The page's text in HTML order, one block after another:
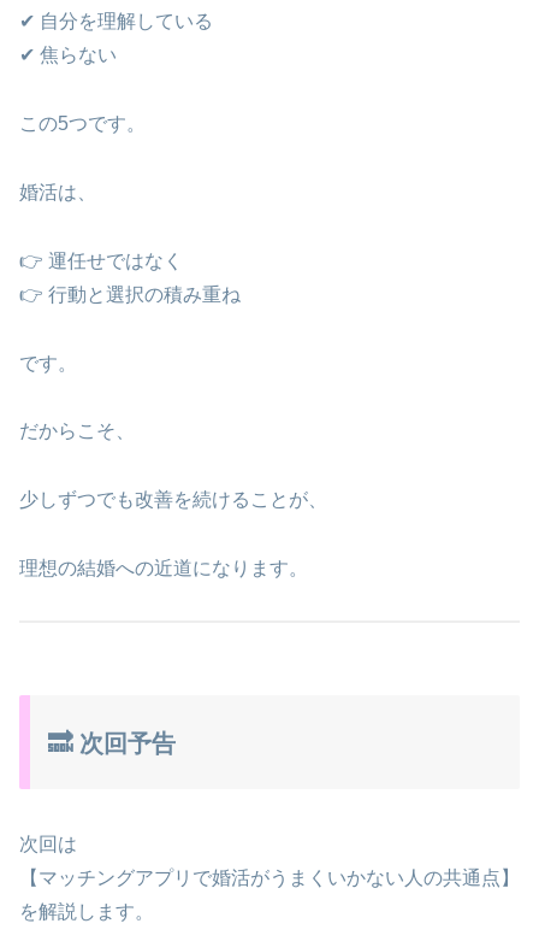
✔ 自分を理解している
✔ 焦らない
この5つです。
婚活は、
👉 運任せではなく
👉 行動と選択の積み重ね
です。
だからこそ、
少しずつでも改善を続けることが、
理想の結婚への近道になります。
🔜 次回予告
次回は
【マッチングアプリで婚活がうまくいかない人の共通点】
を解説します。